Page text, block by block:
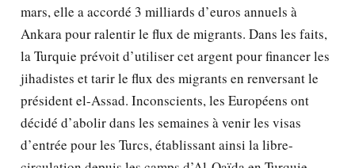
mars, elle a accordé 3 milliards d’euros annuels à
Ankara pour ralentir le flux de migrants. Dans les faits,
la Turquie prévoit d’utiliser cet argent pour financer les
jihadistes et tarir le flux des migrants en renversant le
président el-Assad. Inconscients, les Européens ont
décidé d’abolir dans les semaines à venir les visas
d’entrée pour les Turcs, établissant ainsi la libre-